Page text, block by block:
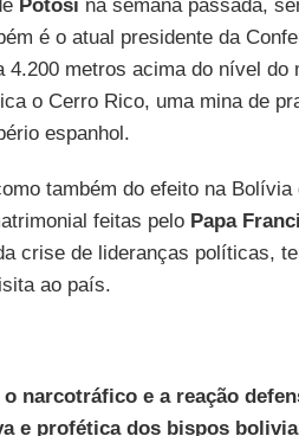
Potosína semana passada,
é o atual presidente da
metros acima do nível do
o Cerro Rico, uma mina de
espanhol.
também do efeito na Bolívia
feitas pelo Papa
crise de lideranças políticas,
ao país.
narcotráfico e a reação
e profética dos bispos